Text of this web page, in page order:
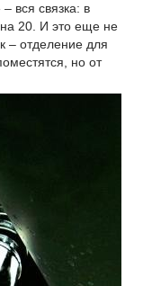
вся связка: в
на 20. И это еще не
– отделение для
но от